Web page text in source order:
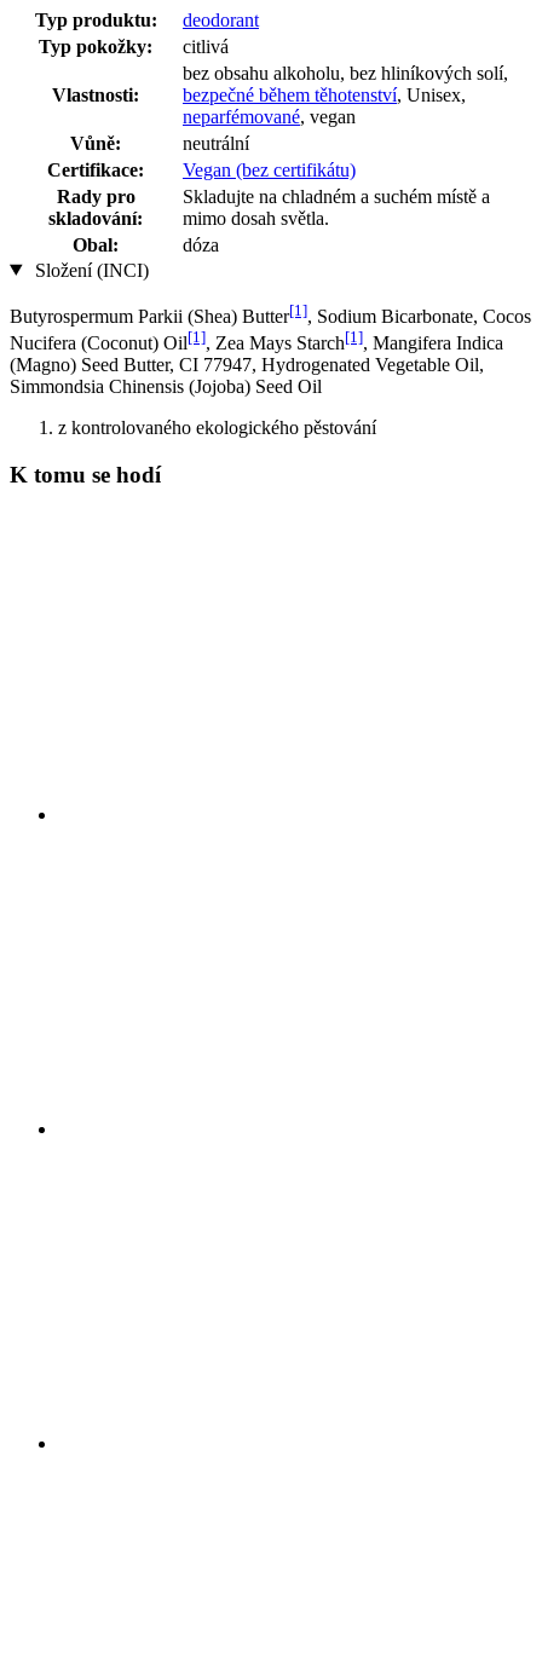
Typ produktu:
deodorant
Typ pokožky:
citlivá
Vlastnosti:
bez obsahu alkoholu, bez hliníkových solí,
bezpečné během těhotenství, Unisex,
neparfémované, vegan
Vůně:
neutrální
Certifikace:
Vegan (bez certifikátu)
Rady pro
skladování:
Skladujte na chladném a suchém místě a
mimo dosah světla.
Obal:
dóza
Složení (INCI)
Butyrospermum Parkii (Shea) Butter[1], Sodium Bicarbonate, Cocos
Nucifera (Coconut) Oil[1], Zea Mays Starch[1], Mangifera Indica
(Magno) Seed Butter, CI 77947, Hydrogenated Vegetable Oil,
Simmondsia Chinensis (Jojoba) Seed Oil
z kontrolovaného ekologického pěstování
K tomu se hodí